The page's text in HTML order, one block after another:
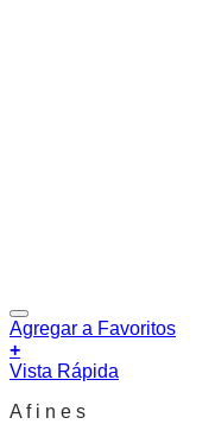
Agregar a Favoritos
+
Vista Rápida
A f i n e s